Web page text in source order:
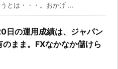
とは・・・。おかげ ...
日の運用成績は、ジャパン
のまま。FXなかなか儲けら